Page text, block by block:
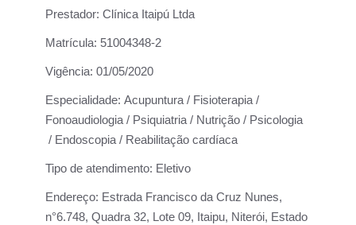
Prestador: Clínica Itaipú Ltda
Matrícula: 51004348-2
Vigência: 01/05/2020
Especialidade: Acupuntura / Fisioterapia /
Fonoaudiologia / Psiquiatria / Nutrição / Psicologia
/ Endoscopia / Reabilitação cardíaca
Tipo de atendimento: Eletivo
Endereço: Estrada Francisco da Cruz Nunes,
n°6.748, Quadra 32, Lote 09, Itaipu, Niterói, Estado